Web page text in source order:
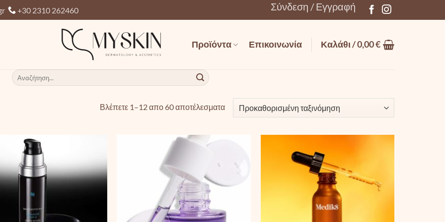
+30 2310 262460 Σύνδεση / Εγγραφή
Προϊόντα Επικοινωνία Καλάθι /0,00€
Αναζήτηση
για:
Βλέπετε 1–12 απο 60 αποτέλεσματα